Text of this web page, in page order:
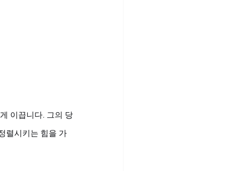
이끕니다. 그의 당
렬시키는 힘을 가